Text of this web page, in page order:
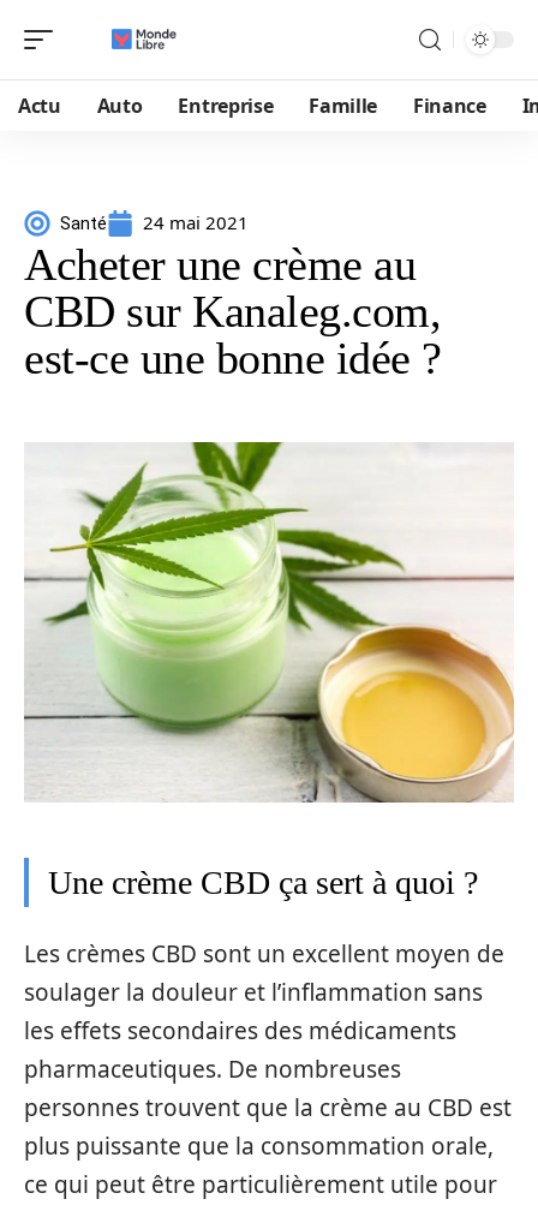
Actu Auto Entreprise Famille Finance
Santé 24 mai 2021
Acheter une crème au
CBD sur Kanaleg.com,
est-ce une bonne idée ?
Une crème CBD ça sert à quoi ?
Les crèmes CBD sont un excellent moyen de
soulager la douleur et l’inflammation sans
les effets secondaires des médicaments
pharmaceutiques. De nombreuses
personnes trouvent que la crème au CBD est
plus puissante que la consommation orale,
ce qui peut être particulièrement utile pour